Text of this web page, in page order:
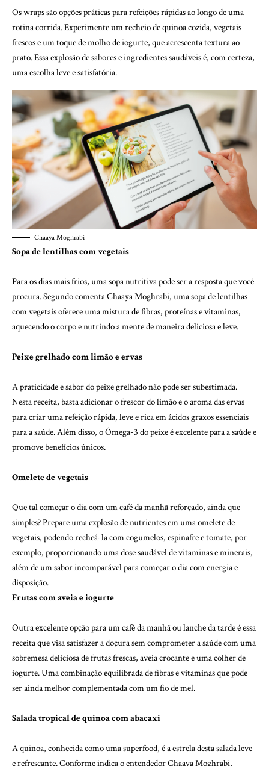
Os wraps são opções práticas para refeições rápidas ao longo de uma
rotina corrida. Experimente um recheio de quinoa cozida, vegetais
frescos e um toque de molho de iogurte, que acrescenta textura ao
prato. Essa explosão de sabores e ingredientes saudáveis é, com certeza,
uma escolha leve e satisfatória.
Chaaya Moghrabi
Sopa de lentilhas com vegetais
Para os dias mais frios, uma sopa nutritiva pode ser a resposta que você
procura. Segundo comentaChaaya Moghrabi, uma sopa de lentilhas
com vegetais oferece uma mistura de fibras, proteínas e vitaminas,
aquecendo o corpo e nutrindo a mente de maneira deliciosa e leve.
Peixe grelhado com limão e ervas
A praticidade e sabor do peixe grelhado não pode ser subestimada.
Nesta receita, basta adicionar o frescor do limão e o aroma das ervas
para criar uma refeição rápida, leve e rica em ácidos graxos essenciais
para a saúde. Além disso, o Ômega-3 do peixe é excelente para a saúde e
promove benefícios únicos.
Omelete de vegetais
Que tal começar o dia com um café da manhã reforçado, ainda que
simples? Prepare uma explosão de nutrientes em uma omelete de
vegetais, podendo recheá-la com cogumelos, espinafre e tomate, por
exemplo, proporcionando uma dose saudável de vitaminas e minerais,
além de um sabor incomparável para começar o dia com energia e
disposição.
Frutas com aveia e iogurte
Outra excelente opção para um café da manhã ou lanche da tarde é essa
receita que visa satisfazer a doçura sem comprometer a saúde com uma
sobremesa deliciosa de frutas frescas, aveia crocante e uma colher de
iogurte. Uma combinação equilibrada de fibras e vitaminas que pode
ser ainda melhor complementada com um fio de mel.
Salada tropical de quinoa com abacaxi
A quinoa, conhecida como uma superfood, é a estrela desta salada leve
e refrescante. Conforme indica o entendedor Chaaya Moghrabi,